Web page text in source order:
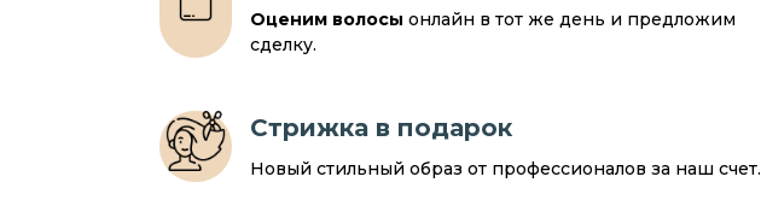
Оценим волосы онлайн в тот же день и предложим
сделку.
Стрижка в подарок
Новый стильный образ от профессионалов за наш счет.